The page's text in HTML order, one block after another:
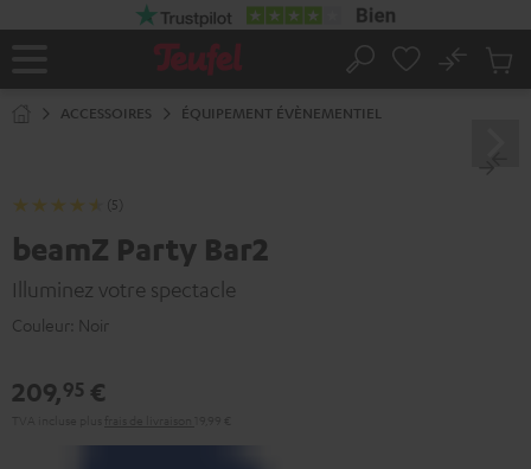
Page
Rechercher
No
ACCESSOIRES ÉQUIPEMENT ÉVÈNEMENTIEL
(5)
beamZ Party Bar2
Illuminez votre spectacle
Couleur: Noir
209,95 €